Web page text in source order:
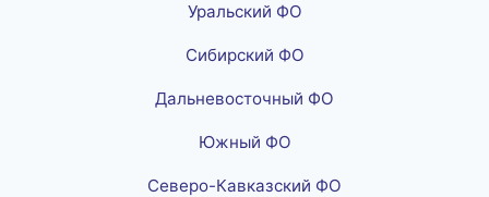
Уральский ФО
Сибирский ФО
Дальневосточный ФО
Южный ФО
Северо-Кавказский ФО